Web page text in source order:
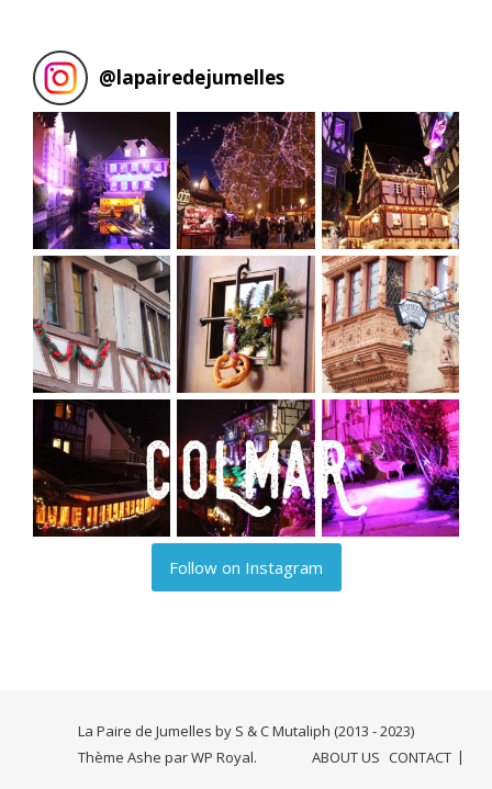
@lapairedejumelles
Follow on Instagram
La Paire de Jumelles by S & C Mutaliph (2013 - 2023)
ABOUT US CONTACT
Thème Ashe parWP Royal.